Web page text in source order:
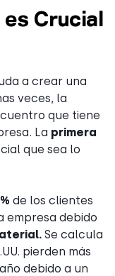
Crucial
a crear una
veces, la
que tiene
La primera
que sea lo
de los clientes
empresa debido
Se calcula
pierden más
debido a un